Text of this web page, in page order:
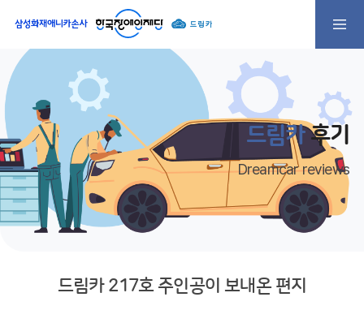
드림카후기
Dreamcar reviews
드림카 217호 주인공이 보내온 편지